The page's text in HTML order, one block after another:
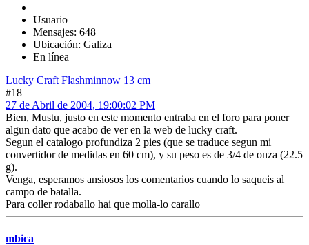
Usuario
Mensajes: 648
Ubicación: Galiza
En línea
Lucky Craft Flashminnow 13 cm
#18
27 de Abril de 2004, 19:00:02 PM
Bien, Mustu, justo en este momento entraba en el foro para poner
algun dato que acabo de ver en la web de lucky craft.
Segun el catalogo profundiza 2 pies (que se traduce segun mi
convertidor de medidas en 60 cm), y su peso es de 3/4 de onza (22.5
g).
Venga, esperamos ansiosos los comentarios cuando lo saqueis al
campo de batalla.
Para coller rodaballo hai que molla-lo carallo
mbica